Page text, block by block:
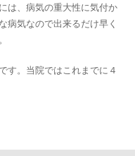
は、病気の重大性に気付か
病気なので出来るだけ早く
す。当院ではこれまでに４